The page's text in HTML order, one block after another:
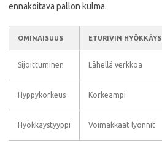
ennakoitava pallon kulma.
OMINAISUUS ETURIVIN HYÖKKÄYS
Sijoittuminen Lähellä verkkoa
Hyppykorkeus Korkeampi
Hyökkäystyyppi Voimakkaat lyönnit